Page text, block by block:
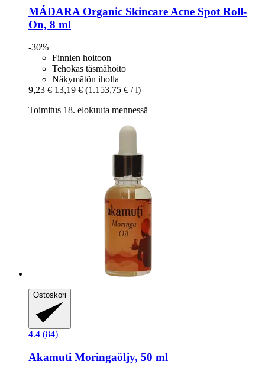
MÁDARA Organic Skincare Acne Spot Roll-​
On, 8 ml
-30%
Finnien hoitoon
Tehokas täsmähoito
Näkymätön iholla
9,23 € 13,19 € (1.153,75 € / l)
Toimitus 18. elokuuta mennessä
Ostoskori
4.4 (84)
Akamuti Moringaöljy, 50 ml